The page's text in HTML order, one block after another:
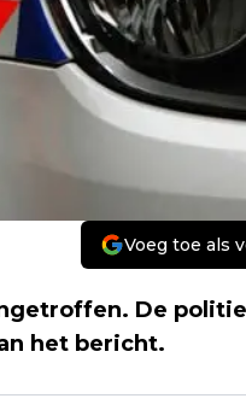
Voeg toe als
De
het bericht.